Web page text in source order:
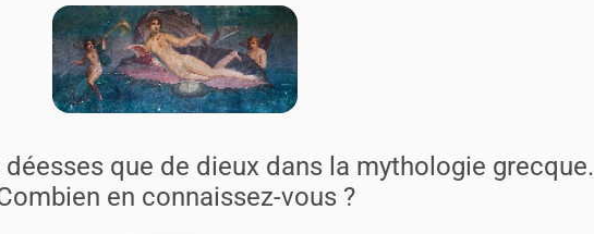
que de dieux dans la mythologie grecque.
en connaissez-vous ?